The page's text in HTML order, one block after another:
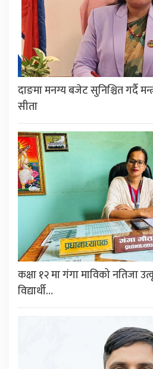
दाङमा मनग्य बजेट सुनिश्चित गर्दै
सीता
कक्षा १२ मा गंगा माविको नतिजा
विद्यार्थी…